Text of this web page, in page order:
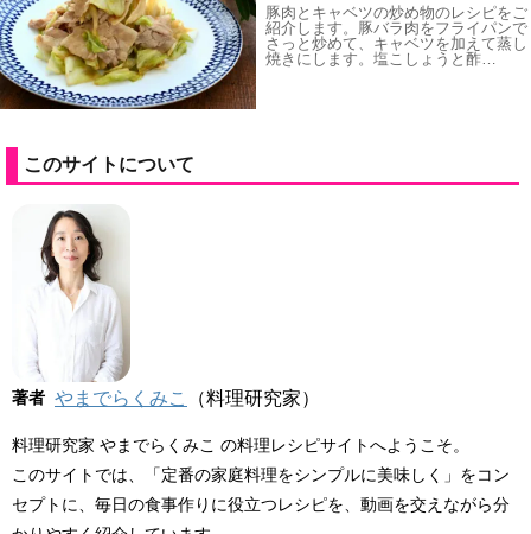
豚肉とキャベツの炒め物のレシピをご
紹介します。豚バラ肉をフライパンで
さっと炒めて、キャベツを加えて蒸し
焼きにします。塩こしょうと酢…
このサイトについて
著者 やまでらくみこ （料理研究家）
料理研究家 やまでらくみこ の料理レシピサイトへようこそ。
このサイトでは、「定番の家庭料理をシンプルに美味しく」をコン
セプトに、毎日の食事作りに役立つレシピを、動画を交えながら分